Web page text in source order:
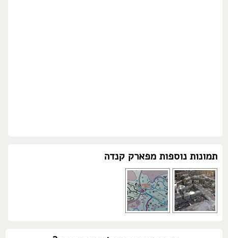
תמונות נוספות מפארק קנדה